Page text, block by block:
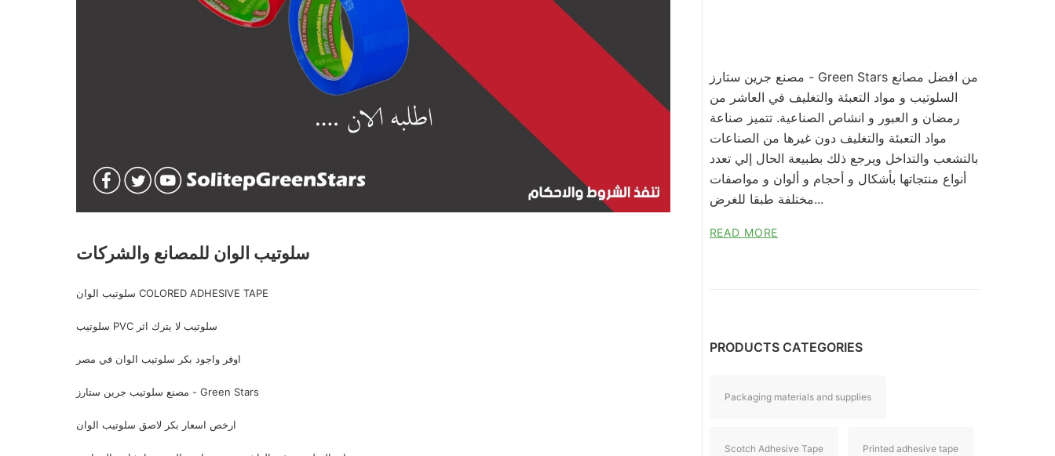
سلوتيب الوان للمصانع والشركات
سلوتيب الوان COLORED ADHESIVE TAPE
سلوتيب PVC سلوتيب لا يترك اثر
اوفر واجود بكر سلوتيب الوان في مصر
مصنع سلوتيب جرين ستارز - Green Stars
ارخص اسعار بكر لاصق سلوتيب الوان
مصنع جرين ستارز - Green Stars من افضل مصانع
السلوتيب و مواد التعبئة والتغليف في العاشر من
رمضان و العبور و انشاص الصناعية. تتميز صناعة
مواد التعبئة والتغليف دون غيرها من الصناعات
بالتشعب والتداخل ويرجع ذلك بطبيعة الحال إلي تعدد
أنواع منتجاتها بأشكال و أحجام و ألوان و مواصفات
مختلفة طبقا للغرض...
READ MORE
PRODUCTS CATEGORIES
Packaging materials and supplies
Scotch Adhesive Tape Printed adhesive tape